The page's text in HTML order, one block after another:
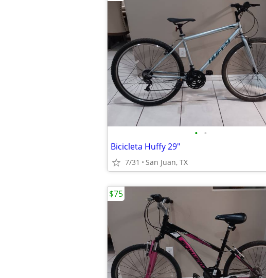
• •
Bicicleta Huffy 29"
7/31 San Juan, TX
$75